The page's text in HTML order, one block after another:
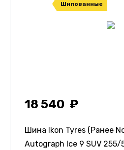
Шипованные
18 540
Шина Ikon Tyres (Ранее
Autograph Ice 9 SUV 255/